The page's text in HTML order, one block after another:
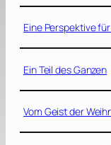
Eine Perspektive
Ein Teil des Ganzen
Vom Geist der